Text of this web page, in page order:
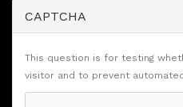
CAPTCHA
This question is for testing
visitor and to prevent